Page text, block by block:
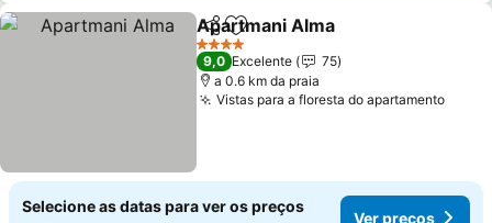
PartilharAdicionar aos favoritos
Apartmani Alma
4 Estrelas
9,0 Excelente
75
a 0.6 km da praia
Vistas para a floresta do apartamentoVer
Selecione as datas para ver os preços
Ver preços